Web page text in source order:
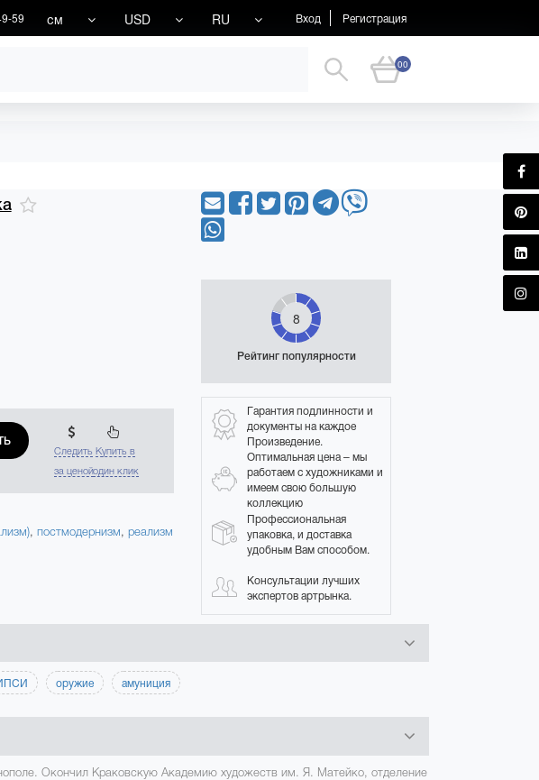
Вход Регистрация
59 см USD RU
00
Следить
за ценой
Купить в
один клик
, постмодернизм, реализм
8
Рейтинг популярности
Гарантия подлинности и
документы на каждое
Произведение.
Оптимальная цена – мы
работаем с художниками и
имеем свою большую
коллекцию
Профессиональная
упаковка, и доставка
удобным Вам способом.
Консультации лучших
экспертов артрынка.
оружие амуниция
Окончил Краковскую Академию художеств им. Я. Матейко, отделение